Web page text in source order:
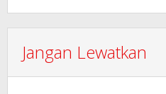
Jangan Lewatkan